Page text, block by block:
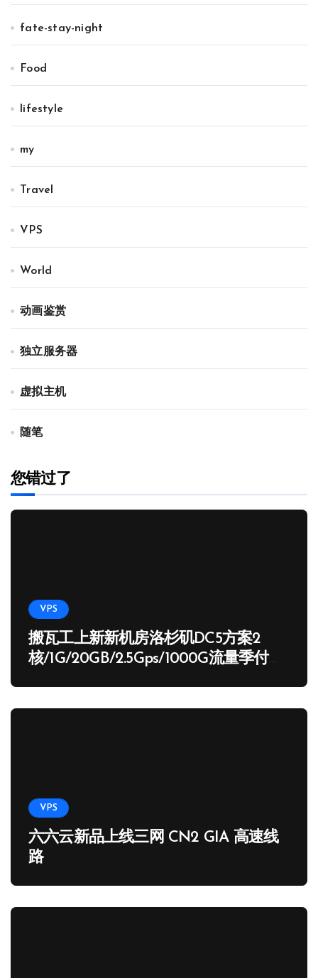
fate-stay-night
Food
lifestyle
my
Travel
VPS
World
动画鉴赏
独立服务器
虚拟主机
随笔
您错过了
VPS
搬瓦工上新新机房洛杉矶DC5方案2
核/1G/20GB/2.5Gps/1000G流量季付
VPS
六六云新品上线三网 CN2 GIA 高速线
路